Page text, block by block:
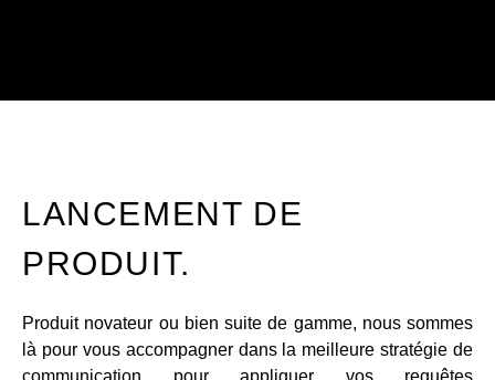
LANCEMENT DE
PRODUIT.
Produit novateur ou bien suite de gamme, nous sommes
là pour vous accompagner dans la meilleure stratégie de
communication pour appliquer vos requêtes